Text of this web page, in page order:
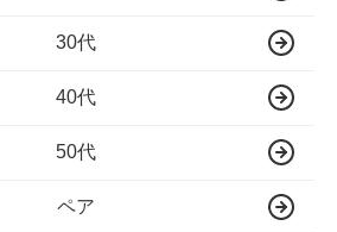
30代
40代
50代
ペア